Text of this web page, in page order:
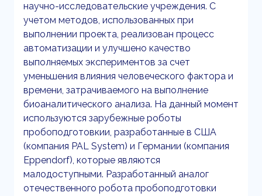
научно-исследовательские учреждения. С
учетом методов, использованных при
выполнении проекта, реализован процесс
автоматизации и улучшено качество
выполняемых экспериментов за счет
уменьшения влияния человеческого фактора и
времени, затрачиваемого на выполнение
биоаналитического анализа. На данный момент
используются зарубежные роботы
пробоподготовкии, разработанные в США
(компания PAL System) и Германии (компания
Eppendorf), которые являются
малодоступными. Разработанный аналог
отечественного робота пробоподготовки